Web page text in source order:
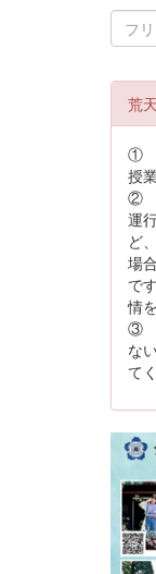
荒
①
授
②
運
ど
場
で
情
③
な
て